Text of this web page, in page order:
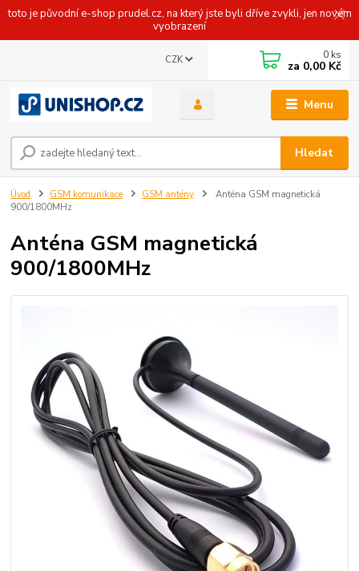
toto je původní e-shop prudel.cz, na který jste byli dříve zvykli, jen novém
vyobrazení
Menu
CZK
Hledat
0 ks
za 0,00 Kč
Úvod GSM komunikace GSM antény
Anténa GSM magnetická
900/1800MHz
Anténa GSM magnetická
900/1800MHz